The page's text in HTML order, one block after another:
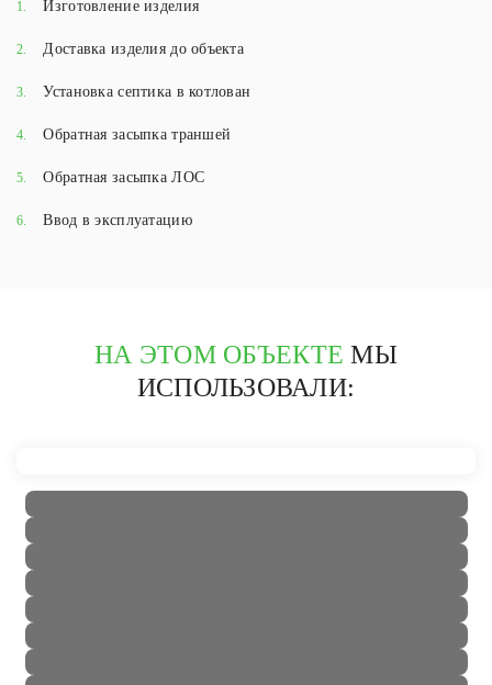
1. Изготовление изделия
2. Доставка изделия до объекта
3. Установка септика в котлован
4. Обратная засыпка траншей
5. Обратная засыпка ЛОС
6. Ввод в эксплуатацию
НА ЭТОМ ОБЪЕКТЕ МЫ
ИСПОЛЬЗОВАЛИ: